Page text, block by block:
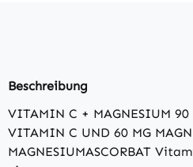
Beschreibung
VITAMIN C + MAGNESIUM 90
VITAMIN C UND 60 MG
MAGNESIUMASCORBAT